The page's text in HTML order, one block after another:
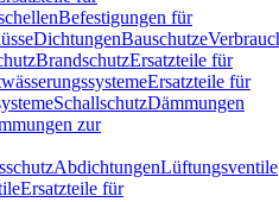
Befestigungen für
DichtungenBauschutze
BrandschutzErsatzteile für
Ersatzteile für
SchallschutzDämmungen
zur
AbdichtungenLüftungsventile
Ersatzteile für